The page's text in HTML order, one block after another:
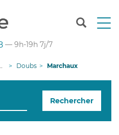
T
n
g
— 9h-19h 7j/7
Doubs Marchaux
Rechercher